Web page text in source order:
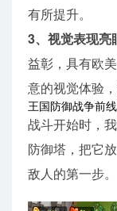
有所提升。
3、视觉表现亮
益彰，具有欧
意的视觉体验
王国防御战争前
战斗开始时，
防御塔，把它
敌人的第一步。